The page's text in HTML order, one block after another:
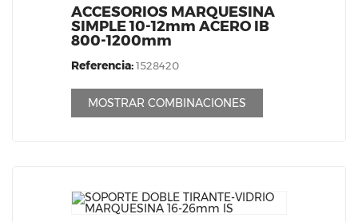
ACCESORIOS MARQUESINA
SIMPLE 10-12mm ACERO IB
800-1200mm
Referencia:1528420
MOSTRAR COMBINACIONES